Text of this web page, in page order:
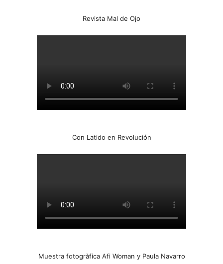
Revista Mal de Ojo
Con Latido en Revolución
Muestra fotogràfica Afi Woman y Paula Navarro